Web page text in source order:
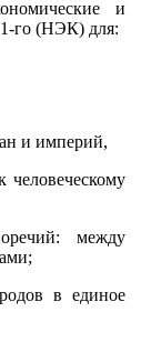
и
го (НЭК) для:
и империй,
между
в единое